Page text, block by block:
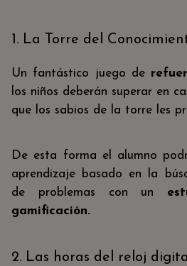
1. La Torre del
Un fantástico juego de
los niños deberán superar en
que los sabios de la torre les
De esta forma el alumno
aprendizaje basado en la
de problemas con un
gamificación.
2. Las horas del reloj